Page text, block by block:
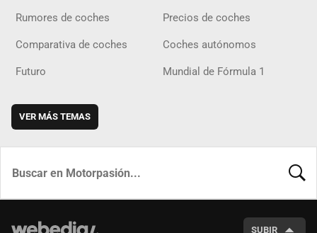
Rumores de coches Precios de coches
Comparativa de coches Coches autónomos
Futuro Mundial de Fórmula 1
VER MÁS TEMAS
SUBIR